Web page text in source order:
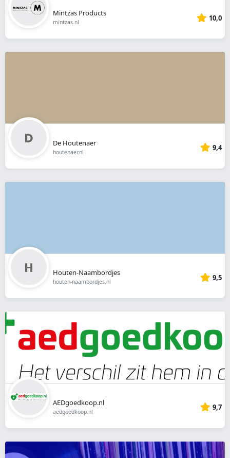
Mintzas Products
mintzas.nl 10,0
De Houtenaer
houtenaer.nl 9,4
Houten-Naambordjes
houten-naambordjes.nl 9,5
AEDgoedkoop.nl
aedgoedkoop.nl 9,7